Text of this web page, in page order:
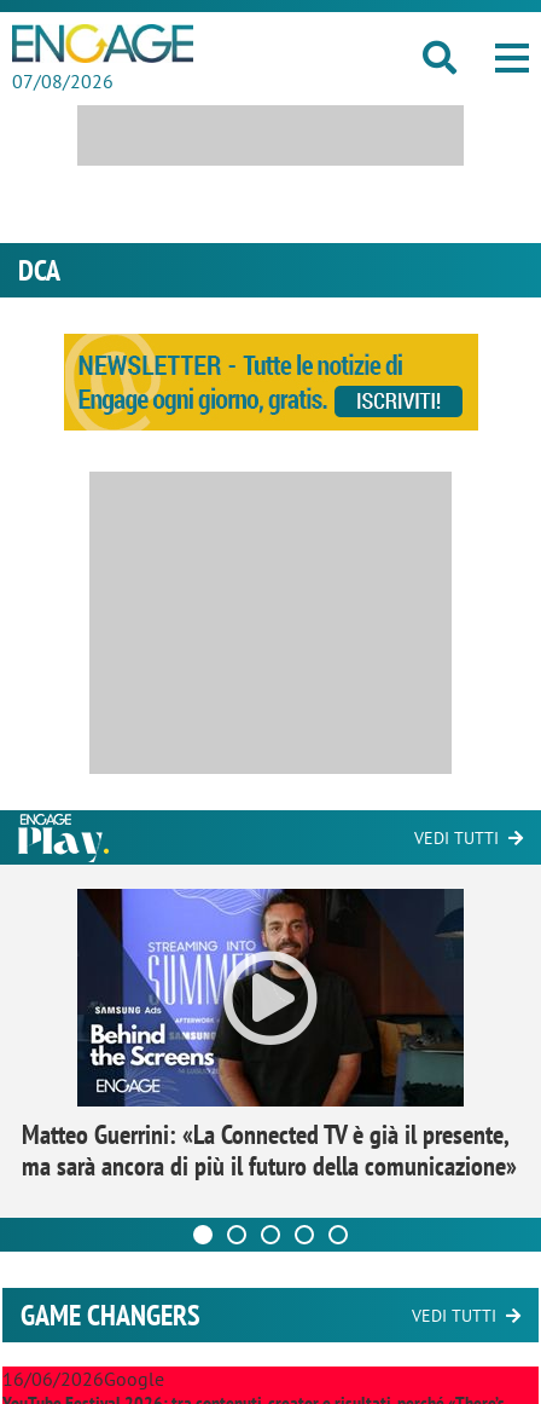
07/08/2026
DCA
VEDI TUTTI
Matteo Guerrini: «La Connected TV è già il presente,
ma sarà ancora di più il futuro della comunicazione»
GAME CHANGERS VEDI TUTTI
16/06/2026Google